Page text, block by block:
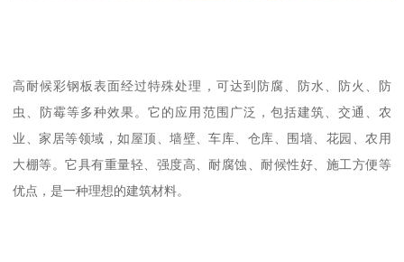
高耐候彩钢板表面经过特殊处理，可达到防腐、防水、防火、防
虫、防霉等多种效果。它的应用范围广泛，包括建筑、交通、农
业、家居等领域，如屋顶、墙壁、车库、仓库、围墙、花园、农用
大棚等。它具有重量轻、强度高、耐腐蚀、耐候性好、施工方便等
优点，是一种理想的建筑材料。